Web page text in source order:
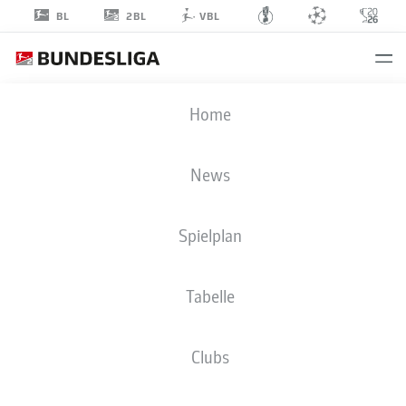
BL 2BL VBL
Home
News
Spielplan
Tabelle
Clubs